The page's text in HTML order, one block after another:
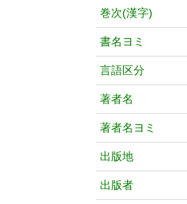
巻次(漢字)
書名ヨミ
言語区分
著者名
著者名ヨミ
出版地
出版者